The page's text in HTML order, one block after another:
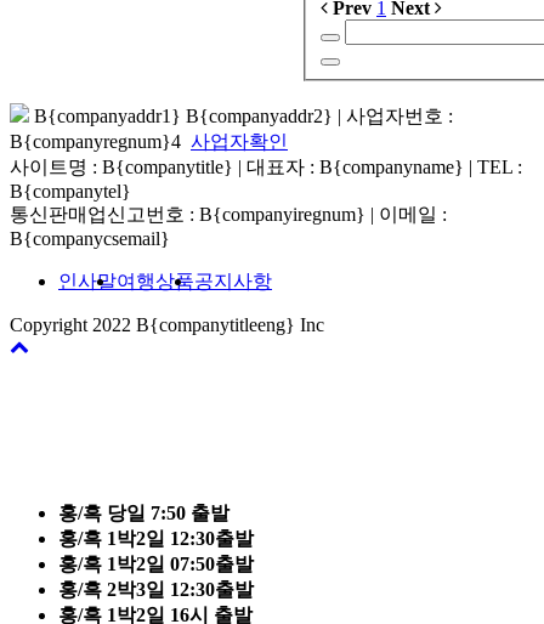
Prev 1 Next
B{companyaddr1} B{companyaddr2} | 사업자번호 :
B{companyregnum}4 사업자확인
사이트명 : B{companytitle} | 대표자 : B{companyname} | TEL :
B{companytel}
통신판매업신고번호 : B{companyiregnum} | 이메일 :
B{companycsemail}
인사말여행상품공지사항
Copyright 2022 B{companytitleeng} Inc
홍/흑 당일 7:50 출발
홍/흑 1박2일 12:30출발
홍/흑 1박2일 07:50출발
홍/흑 2박3일 12:30출발
홍/흑 1박2일 16시 출발